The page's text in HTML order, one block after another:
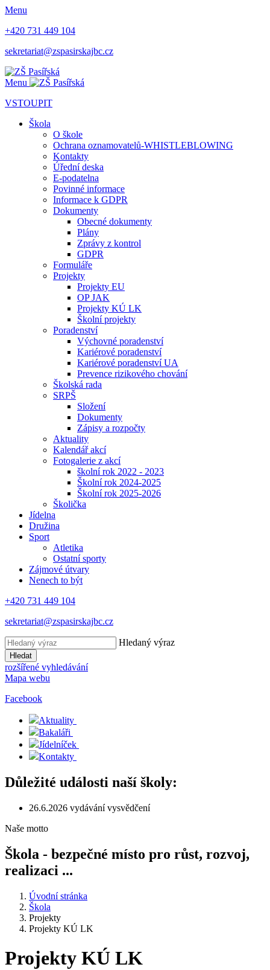
Menu
+420 731 449 104
sekretariat@zspasirskajbc.cz
Menu
VSTOUPIT
Škola
O škole
Ochrana oznamovatelů-WHISTLEBLOWING
Kontakty
Úřední deska
E-podatelna
Povinné informace
Informace k GDPR
Dokumenty
Obecné dokumenty
Plány
Zprávy z kontrol
GDPR
Formuláře
Projekty
Projekty EU
OP JAK
Projekty KÚ LK
Školní projekty
Poradenství
Výchovné poradenství
Kariérové poradenství
Kariérové poradenství UA
Prevence rizikového chování
Školská rada
SRPŠ
Složení
Dokumenty
Zápisy a rozpočty
Aktuality
Kalendář akcí
Fotogalerie z akcí
školní rok 2022 - 2023
Školní rok 2024-2025
Školní rok 2025-2026
Školička
Jídelna
Družina
Sport
Atletika
Ostatní sporty
Zájmové útvary
Nenech to být
+420 731 449 104
sekretariat@zspasirskajbc.cz
Hledaný výraz
Hledat
rozšířené vyhledávání
Mapa webu
Facebook
Aktuality
Bakaláři
Jídelníček
Kontakty
Důležité události naší školy:
26.6.2026 vydávání vysvědčení
Naše motto
Škola - bezpečné místo pro růst, rozvoj,
realizaci ...
Úvodní stránka
Škola
Projekty
Projekty KÚ LK
Projekty KÚ LK